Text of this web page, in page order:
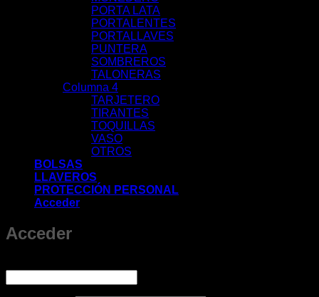
PORTA LATA
PORTALENTES
PORTALLAVES
PUNTERA
SOMBREROS
TALONERAS
Columna 4
TARJETERO
TIRANTES
TOQUILLAS
VASO
OTROS
BOLSAS
LLAVEROS
PROTECCIÓN PERSONAL
Acceder
Acceder